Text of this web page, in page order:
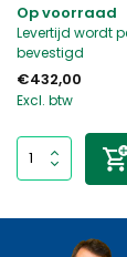
Op voorraad
Levertijd wordt
bevestigd
€432,00
Excl. btw